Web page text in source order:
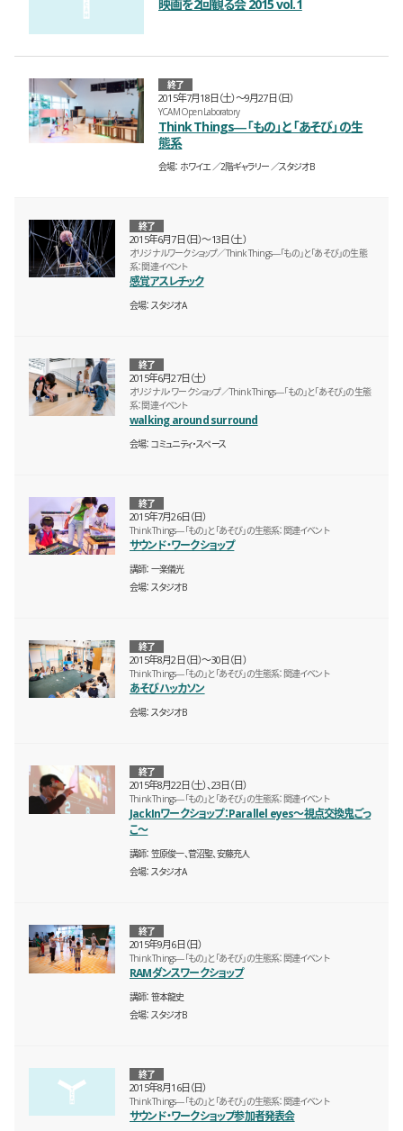
映画を2回観る会 2015 vol.1
2015年7月18日（土）〜9月27日（日）
終了
YCAM Open Laboratory
Think Things―「もの」と「あそび」の生
態系
会場 ホワイエ 2階ギャラリー スタジオB
2015年6月7日（日）〜13日（土）
終了
オリジナルワークショップ／Think Things―「もの」と「あそび」の生態
系：関連イベント
感覚アスレチック
会場 スタジオA
2015年6月27日（土）
終了
オリジナル・ワークショップ／Think Things―「もの」と「あそび」の生態
系：関連イベント
walking around surround
会場 コミュニティ・スペース
2015年7月26日（日）
終了
Think Things―「もの」と「あそび」の生態系：関連イベント
サウンド・ワークショップ
講師 一楽儀光
会場 スタジオB
2015年8月2日（日）〜30日（日）
終了
Think Things―「もの」と「あそび」の生態系：関連イベント
あそびハッカソン
会場 スタジオB
2015年8月22日（土）、23日（日）
終了
Think Things―「もの」と「あそび」の生態系：関連イベント
JackInワークショップ：Parallel eyes〜視点交換鬼ごっ
こ〜
講師 笠原俊一、菅沼聖、安藤充人
会場 スタジオA
2015年9月6日（日）
終了
Think Things―「もの」と「あそび」の生態系：関連イベント
RAMダンスワークショップ
講師 笹本龍史
会場 スタジオB
2015年8月16日（日）
終了
Think Things―「もの」と「あそび」の生態系：関連イベント
サウンド・ワークショップ参加者発表会